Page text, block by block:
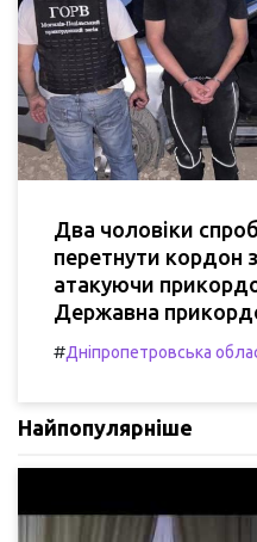
Два чоловіки
перетнути кордон
атакуючи
Державна
#Дніпропетровська
Найпопулярніше